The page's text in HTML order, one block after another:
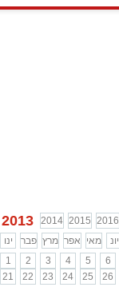
2013 2014 2015 2016
ינו
פבר מרץ אפר מאי יונ
1
2 3 4 5 6
21
22 23 24 25 26